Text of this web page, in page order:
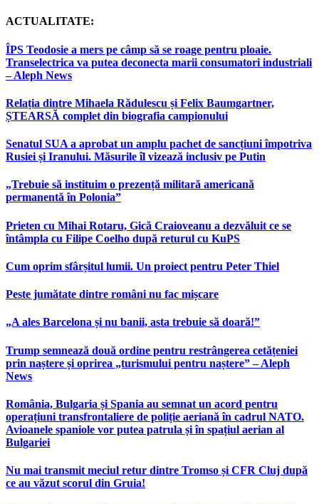
ACTUALITATE:
ÎPS Teodosie a mers pe câmp să se roage pentru ploaie.
Transelectrica va putea deconecta marii consumatori industriali
– Aleph News
Relația dintre Mihaela Rădulescu și Felix Baumgartner,
ȘTEARSĂ complet din biografia campionului
Senatul SUA a aprobat un amplu pachet de sancțiuni împotriva
Rusiei și Iranului. Măsurile îl vizează inclusiv pe Putin
„Trebuie să instituim o prezență militară americană
permanentă în Polonia”
Prieten cu Mihai Rotaru, Gică Craioveanu a dezvăluit ce se
întâmpla cu Filipe Coelho după returul cu KuPS
Cum oprim sfârșitul lumii. Un proiect pentru Peter Thiel
Peste jumătate dintre români nu fac mișcare
„A ales Barcelona și nu banii, asta trebuie să doară!”
Trump semnează două ordine pentru restrângerea cetățeniei
prin naștere și oprirea „turismului pentru naștere” – Aleph
News
România, Bulgaria și Spania au semnat un acord pentru
operațiuni transfrontaliere de poliție aeriană în cadrul NATO.
Avioanele spaniole vor putea patrula și în spațiul aerian al
Bulgariei
Nu mai transmit meciul retur dintre Tromso și CFR Cluj după
ce au văzut scorul din Gruia!